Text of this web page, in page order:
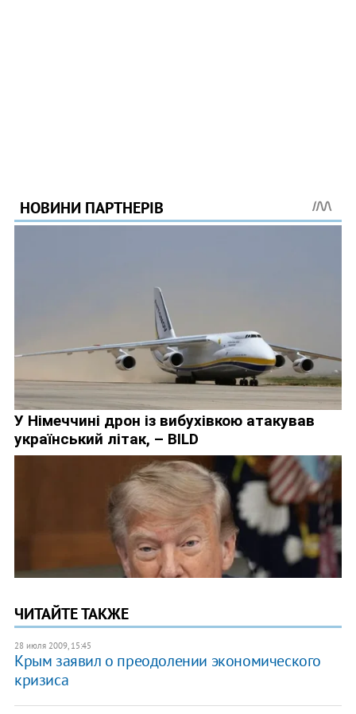
ЧИТАЙТЕ ТАКЖЕ
28 июля 2009, 15:45
Крым заявил о преодолении экономического
кризиса